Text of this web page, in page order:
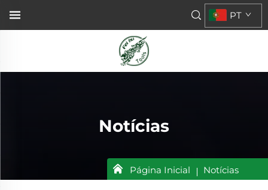
PT
Notícias
Página Inicial Notícias